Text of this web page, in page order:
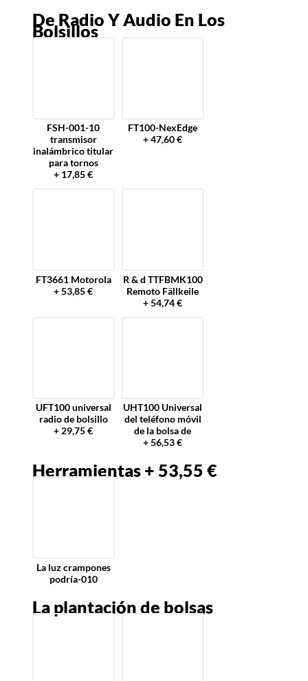
De Radio Y Audio En Los
Bolsillos
FSH-001-10
transmisor
inalámbrico titular
para tornos
+ 17,85 €
FT100-NexEdge
+ 47,60 €
FT3661 Motorola
+ 53,85 €
R & d TTFBMK100
Remoto Fällkeile
+ 54,74 €
UFT100 universal
radio de bolsillo
+ 29,75 €
UHT100 Universal
del teléfono móvil
de la bolsa de
+ 56,53 €
Herramientas + 53,55 €
La luz crampones
podría-010
La plantación de bolsas